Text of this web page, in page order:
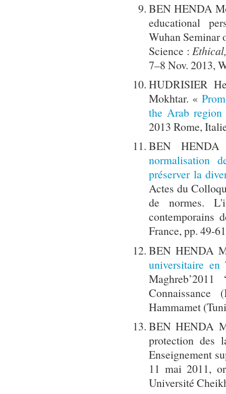
BEN HENDA
educational
Wuhan Seminar
Science :
7–8 Nov. 2013,
HUDRISIER
Mokhtar. «
the Arab region
2013 Rome,
BEN
normalisation
préserver la
Actes du
de normes.
contemporains
France, pp. 49-
BEN HENDA
universitaire en
Hammamet
BEN HENDA
protection des
Enseignement
11 mai 2011,
Université